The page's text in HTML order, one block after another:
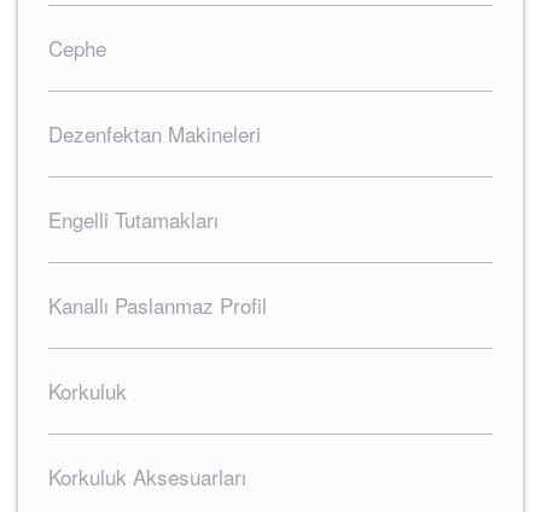
Cephe
Dezenfektan Makineleri
Engelli Tutamakları
Kanallı Paslanmaz Profil
Korkuluk
Korkuluk Aksesuarları